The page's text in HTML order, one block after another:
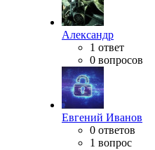
Александр
1 ответ
0 вопросов
Евгений Иванов
0 ответов
1 вопрос